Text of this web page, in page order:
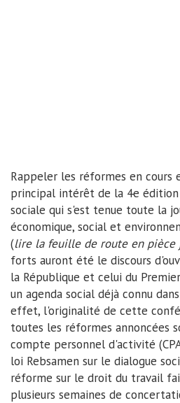
Rappeler les réformes en cours
principal intérêt de la 4e
sociale qui s'est tenue toute la
économique, social et
(lire la feuille de route en pièce
forts auront été le discours
la République et celui du
un agenda social déjà connu
effet, l'originalité de cette
toutes les réformes annoncées
compte personnel d'activité
loi Rebsamen sur le dialogue
réforme sur le droit du travail
plusieurs semaines de